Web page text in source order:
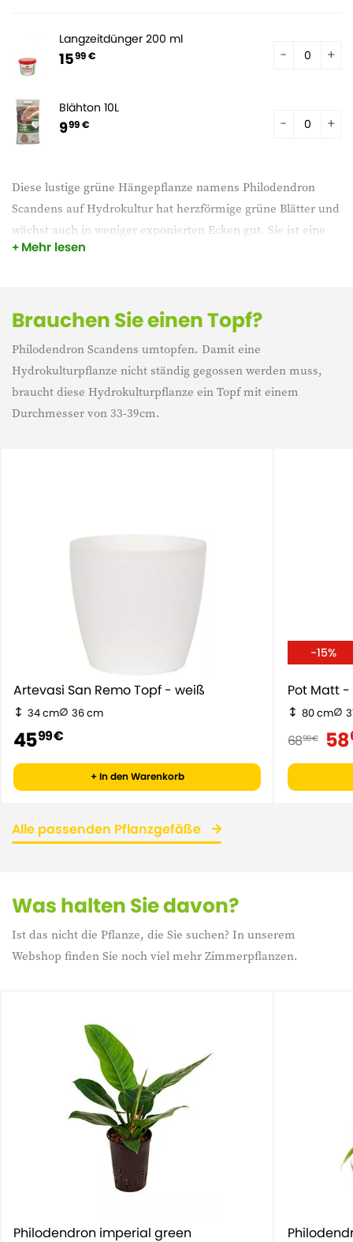
Diese lustige grüne Hängepflanze namens Philodendron
Scandens auf Hydrokultur hat herzförmige grüne Blätter und
wächst auch in weniger exponierten Ecken gut. Sie ist eine
beliebte Pflanze, die leicht zu pflegen ist. Die Pflanze
Mehr lesen
Langzeitdünger 200 ml
1599 €
Blähton 10L
999 €
Brauchen Sie einen Topf?
Philodendron Scandens umtopfen. Damit eine
Hydrokulturpflanze nicht ständig gegossen werden muss,
braucht diese Hydrokulturpflanze ein Topf mit einem
Durchmesser von 33-39cm.
Artevasi San Remo Topf - weiß
34 cm 36 cm
4599 €
+ In den Warenkorb
-15%
Pot Matt
80 cm
6899 € 58
Alle passenden Pflanzgefäße
Was halten Sie davon?
Ist das nicht die Pflanze, die Sie suchen? In unserem
Webshop finden Sie noch viel mehr Zimmerpflanzen.
Philodendron imperial green